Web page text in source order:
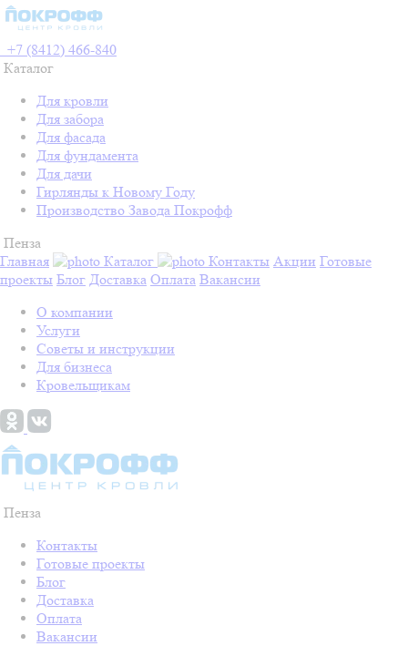
+7 (8412) 466-840
Каталог
Для кровли
Для забора
Для фасада
Для фундамента
Для дачи
Гирлянды к Новому Году
Производство Завода Покрофф
Пенза
Главная
Каталог Контакты Акции Готовые
проекты Блог Доставка Оплата Вакансии
О компании
Услуги
Советы и инструкции
Для бизнеса
Кровельщикам
Пенза
Контакты
Готовые проекты
Блог
Доставка
Оплата
Вакансии